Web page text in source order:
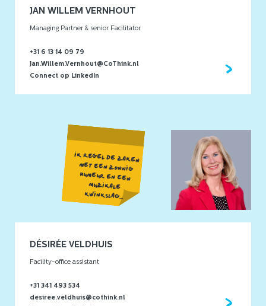
JAN WILLEM VERNHOUT
Managing Partner & senior Facilitator
+31 6 13 14 09 79
Jan.Willem.Vernhout@CoThink.nl
Connect op LinkedIn
DÉSIRÉE VELDHUIS
Facility-office assistant
+31 341 493 534
desiree.veldhuis@cothink.nl
IK REGEL DE ZAKEN
MET EEN ZONNIG
HUMEUR EN EEN
MUZIKALE
KWINKSLAG...